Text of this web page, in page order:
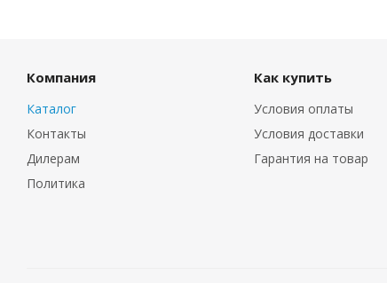
Компания
Каталог
Контакты
Дилерам
Политика
Как купить
Условия оплаты
Условия доставки
Гарантия на товар